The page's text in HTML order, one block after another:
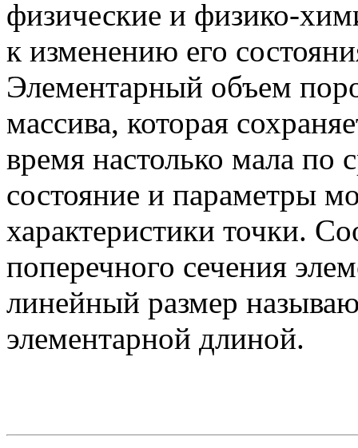
физические и физико-
к изменению его
Элементарный объем
массива, которая
время настолько мала по
состояние и параметры
характеристики точки.
поперечного сечения
линейный размер
элементарной длиной.